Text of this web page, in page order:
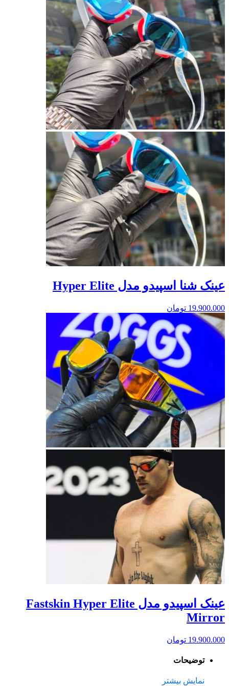
عینک شنا اسپیدو مدل Hyper Elite
19.900.000 تومان
عینک اسپیدو مدل Fastskin Hyper Elite
Mirror
19.900.000 تومان
توضیحات
نمایش بیشتر